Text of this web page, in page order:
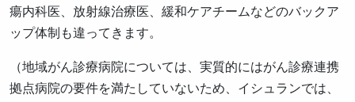
瘍内科医、放射線治療医、緩和ケアチームなどのバックア
ップ体制も違ってきます。
（地域がん診療病院については、実質的にはがん診療連携
拠点病院の要件を満たしていないため、イシュランでは、